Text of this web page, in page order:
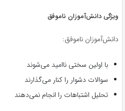
ویژگی دانش‌آموزان ناموفق
دانش‌آموزان ناموفق:
با اولین سختی ناامید می‌شوند
سوالات دشوار را کنار می‌گذارند
تحلیل اشتباهات را انجام نمی‌دهند